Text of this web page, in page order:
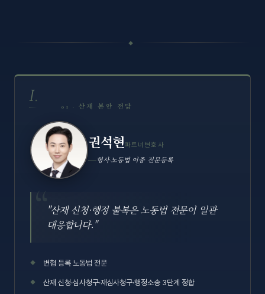
◆
I.
01 · 산재 본안 전담
권석현 파트너변호사
형사·노동법 이중 전문등록
"산재 신청·행정 불복은 노동법 전문이 일관
대응합니다."
변협 등록 노동법 전문
산재 신청·심사청구·재심사청구·행정소송 3단계 정합